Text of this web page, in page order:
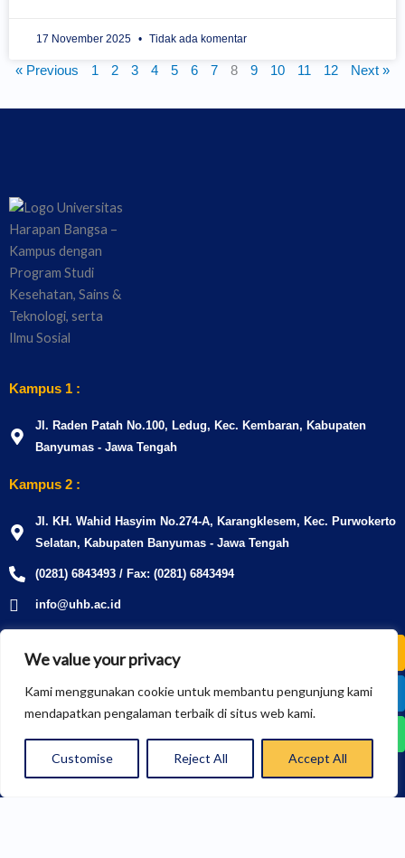
We value your privacy
Kami menggunakan cookie untuk membantu pengunjung kami
mendapatkan pengalaman terbaik di situs web kami.
Customise Reject All Accept All
17 November 2025 Tidak ada komentar
« Previous 1 2 3 4 5 6 7 8 9 10 11 12 Next »
Kampus 1 :
Jl. Raden Patah No.100, Ledug, Kec. Kembaran, Kabupaten
Banyumas - Jawa Tengah
Kampus 2 :
Jl. KH. Wahid Hasyim No.274-A, Karangklesem, Kec. Purwokerto
Selatan, Kabupaten Banyumas - Jawa Tengah
(0281) 6843493 / Fax: (0281) 6843494
info@uhb.ac.id
Tautan Penting
PMB LPM LPPM PERPUSTAKAANSCALSA
UJIAN SIAKAD TRACER AKREDITASI KEMAHASISWAAN